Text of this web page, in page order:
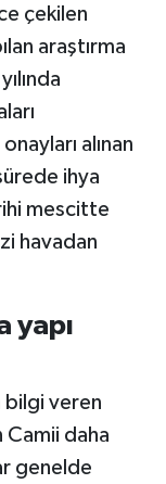
çekilen
araştırma
alınan
ihya
mescitte
havadan
yapı
bilgi veren
daha
genelde